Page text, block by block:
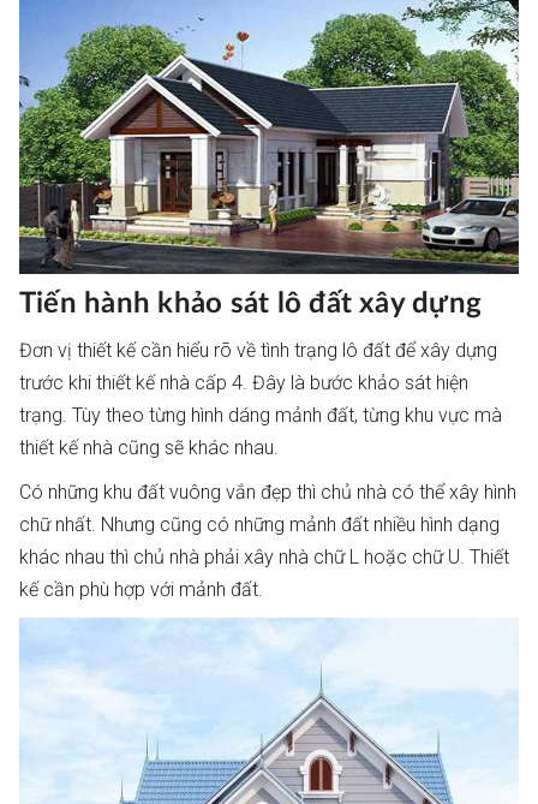
Tiến hành khảo sát lô đất xây dựng
Đơn vị thiết kế cần hiểu rõ về tình trạng lô đất để xây dựng
trước khi thiết kế nhà cấp 4. Đây là bước khảo sát hiện
trạng. Tùy theo từng hình dáng mảnh đất, từng khu vực mà
thiết kế nhà cũng sẽ khác nhau.
Có những khu đất vuông vắn đẹp thì chủ nhà có thể xây hình
chữ nhất. Nhưng cũng có những mảnh đất nhiều hình dạng
khác nhau thì chủ nhà phải xây nhà chữ L hoặc chữ U. Thiết
kế cần phù hợp với mảnh đất.